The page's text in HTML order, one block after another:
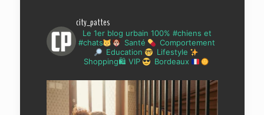
city_pattes
Le 1er blog urbain 100% #chiens et
#chats
Santé
Comportement
Education
Lifestyle
Shopping🛍 VIP
Bordeaux